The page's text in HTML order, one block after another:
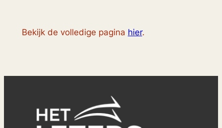
Bekijk de volledige pagina hier.